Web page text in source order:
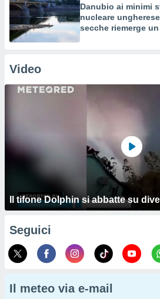
Danubio ai minimi
nucleare
secche riemerge
Video
Il tifone Dolphin si abbatte su
Seguici
Il meteo via e-mail